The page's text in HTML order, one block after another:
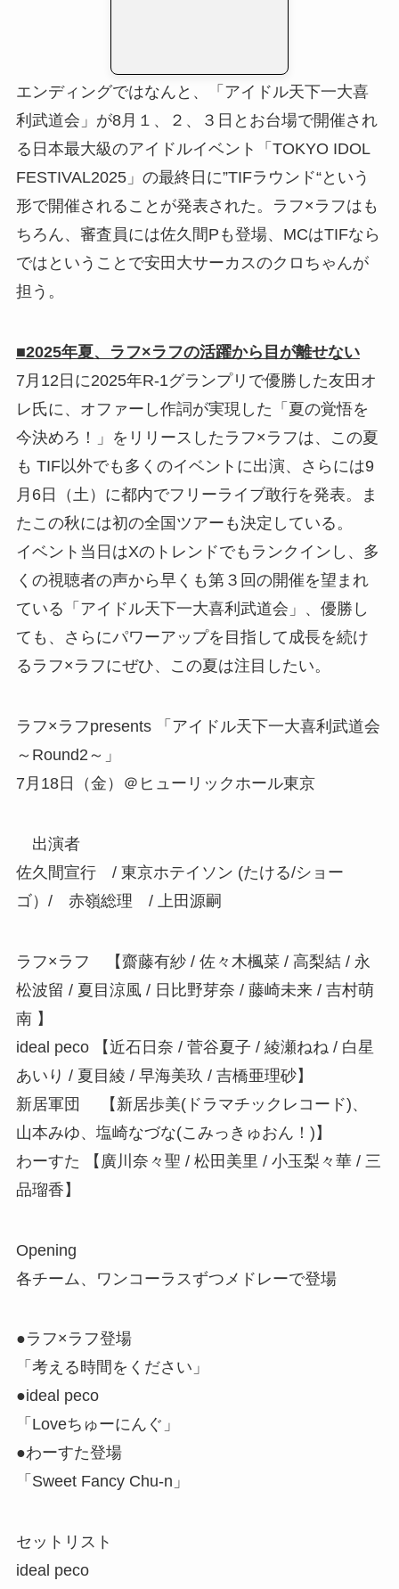
エンディングではなんと、「アイドル天下一大喜
利武道会」が8月１、２、３日とお台場で開催され
る日本最大級のアイドルイベント「TOKYO IDOL
FESTIVAL2025」の最終日に”TIFラウンド“という
形で開催されることが発表された。ラフ×ラフはも
ちろん、審査員には佐久間Pも登場、MCはTIFなら
ではということで安田大サーカスのクロちゃんが
担う。
■2025年夏、ラフ×ラフの活躍から目が離せない
7月12日に2025年R-1グランプリで優勝した友田オ
レ氏に、オファーし作詞が実現した「夏の覚悟を
今決めろ！」をリリースしたラフ×ラフは、この夏
も TIF以外でも多くのイベントに出演、さらには9
月6日（土）に都内でフリーライブ敢行を発表。ま
たこの秋には初の全国ツアーも決定している。
イベント当日はXのトレンドでもランクインし、多
くの視聴者の声から早くも第３回の開催を望まれ
ている「アイドル天下一大喜利武道会」、優勝し
ても、さらにパワーアップを目指して成長を続け
るラフ×ラフにぜひ、この夏は注目したい。
ラフ×ラフpresents 「アイドル天下一大喜利武道会
～Round2～」
7月18日（金）＠ヒューリックホール東京
出演者
佐久間宣行 / 東京ホテイソン (たける/ショー
ゴ）/ 赤嶺総理 / 上田源嗣
ラフ×ラフ 【齋藤有紗 / 佐々木楓菜 / 高梨結 / 永
松波留 / 夏目涼風 / 日比野芽奈 / 藤崎未来 / 吉村萌
南 】
ideal peco 【近石日奈 / 菅谷夏子 / 綾瀬ねね / 白星
あいり / 夏目綾 / 早海美玖 / 吉橋亜理砂】
新居軍団 【新居歩美(ドラマチックレコード)、
山本みゆ、塩崎なづな(こみっきゅおん！)】
わーすた 【廣川奈々聖 / 松田美里 / 小玉梨々華 / 三
品瑠香】
Opening
各チーム、ワンコーラスずつメドレーで登場
●ラフ×ラフ登場
「考える時間をください」
●ideal peco
「Loveちゅーにんぐ」
●わーすた登場
「Sweet Fancy Chu-n」
セットリスト
ideal peco